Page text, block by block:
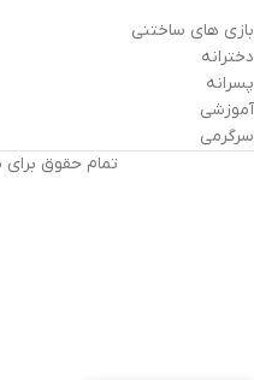
بازی های ساختنی
دخترانه
پسرانه
آموزشی
سرگرمی
تمام حقوق